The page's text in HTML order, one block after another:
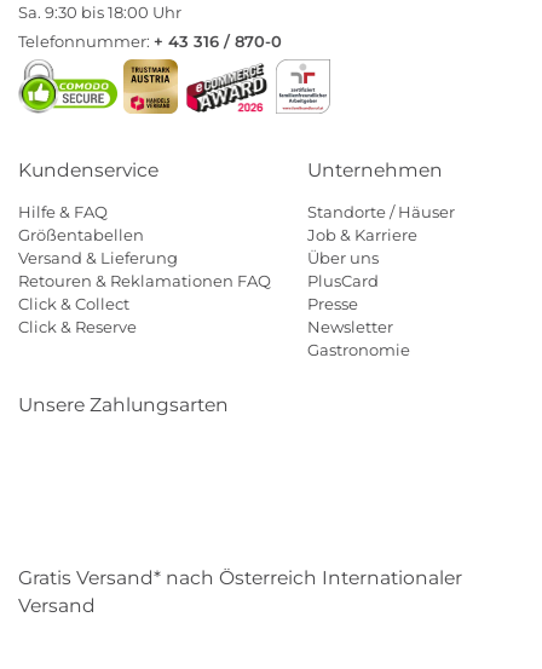
Sa. 9:30 bis 18:00 Uhr
Telefonnummer: + 43 316 / 870-0
Kundenservice
Hilfe & FAQ
Größentabellen
Versand & Lieferung
Retouren & Reklamationen FAQ
Click & Collect
Click & Reserve
Unternehmen
Standorte / Häuser
Job & Karriere
Über uns
PlusCard
Presse
Newsletter
Gastronomie
Unsere Zahlungsarten
Gratis Versand* nach Österreich Internationaler
Versand